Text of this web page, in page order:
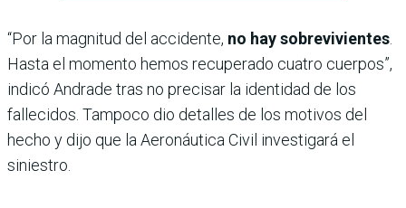
“Por la magnitud del accidente, no hay sobrevivientes
Hasta el momento hemos recuperado cuatro cuerpos”,
indicó Andrade tras no precisar la identidad de los
fallecidos. Tampoco dio detalles de los motivos del
hecho y dijo que la Aeronáutica Civil investigará el
siniestro.